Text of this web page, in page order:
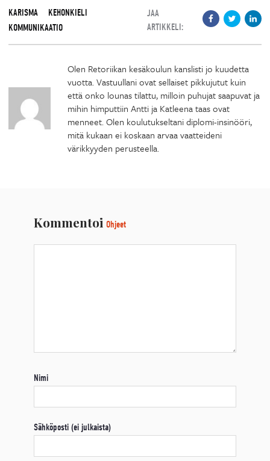
KARISMA
KEHONKIELI
KOMMUNIKAATIO
JAA
ARTIKKELI:
Olen Retoriikan kesäkoulun kanslisti jo kuudetta
vuotta. Vastuullani ovat sellaiset pikkujutut kuin
että onko lounas tilattu, milloin puhujat saapuvat ja
mihin himputtiin Antti ja Katleena taas ovat
menneet. Olen koulutukseltani diplomi-insinööri,
mitä kukaan ei koskaan arvaa vaatteideni
värikkyyden perusteella.
Kommentoi Ohjeet
Nimi
Sähköposti (ei julkaista)